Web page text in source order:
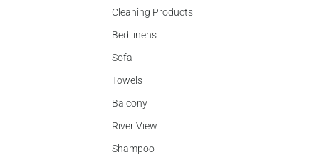
Cleaning Products
Bed linens
Sofa
Towels
Balcony
River View
Shampoo